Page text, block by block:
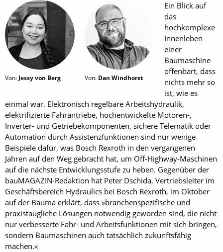
Von:Jessy von Berg Von: Dan Windhorst
Ein Blick auf
das
hochkomplexe
Innenleben
einer
Baumaschine
offenbart, dass
nichts mehr so
ist, wie es
einmal war. Elektronisch regelbare Arbeitshydraulik,
elektrifizierte Fahrantriebe, hochentwickelte Motoren-,
Inverter- und Getriebekomponenten, sichere Telematik oder
Automation durch Assistenzfunktionen sind nur wenige
Beispiele dafür, was Bosch Rexroth in den vergangenen
Jahren auf den Weg gebracht hat, um Off-Highway-Maschinen
auf die nächste Entwicklungsstufe zu heben. Gegenüber der
bau­MAGAZIN-Redaktion hat Peter Dschida, Vertriebsleiter im
Geschäftsbereich Hydraulics bei Bosch Rexroth, im Oktober
auf der Bauma erklärt, dass »branchenspezifische und
praxistaugliche Lösungen notwendig geworden sind, die nicht
nur verbesserte Fahr- und Arbeitsfunktionen mit sich bringen,
sondern Baumaschinen auch tatsächlich zukunftsfähig
machen.«